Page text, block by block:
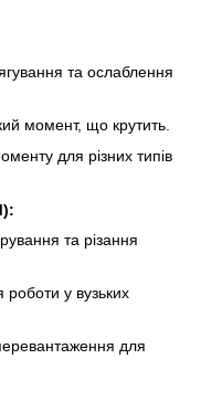
та ослаблення
момент, що крутить.
для різних типів
та різання
у вузьких
для